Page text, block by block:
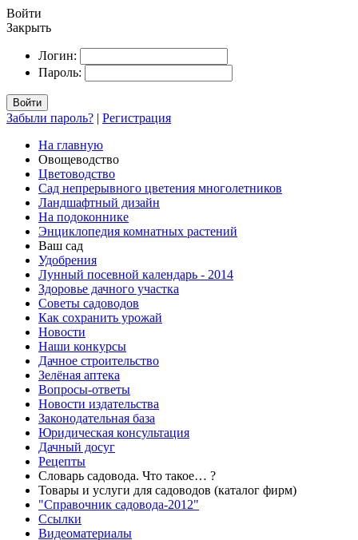
Войти
Закрыть
Логин:
Пароль:
Войти
Забыли пароль? | Регистрация
На главную
Овощеводство
Цветоводство
Сад непрерывного цветения многолетников
Ландшафтный дизайн
На подоконнике
Энциклопедия комнатных растений
Ваш сад
Удобрения
Лунный посевной календарь - 2014
Здоровье дачного участка
Советы садоводов
Как сохранить урожай
Новости
Наши конкурсы
Дачное строительство
Зелёная аптека
Вопросы-ответы
Новости издательства
Законодательная база
Юридическая консультация
Дачный досуг
Рецепты
Словарь садовода. Что такое… ?
Товары и услуги для садоводов (каталог фирм)
"Справочник садовода-2012"
Ссылки
Видеоматериалы